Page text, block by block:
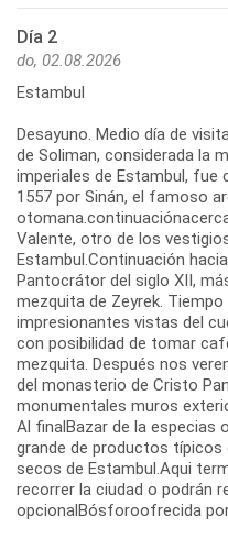
Día 2
do, 02.08.2026
Estambul
Desayuno. Medio día de
de Soliman, considerada la
imperiales de Estambul, fue
1557 por Sinán, el famoso
Valente, otro de los
Estambul.Continuación
Pantocrátor del siglo XII,
mezquita de Zeyrek.
impresionantes vistas del
con posibilidad de tomar
mezquita. Después nos
del monasterio de Cristo
monumentales muros
Al finalBazar de la especias
grande de productos
secos de Estambul.Aqui
recorrer la ciudad o podrán
opcionalBósforoofrecida